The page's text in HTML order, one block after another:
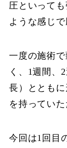
圧といって
ような感じ
一度の施術
く、1週間、
長）ととも
を持ってい
今回は1回目